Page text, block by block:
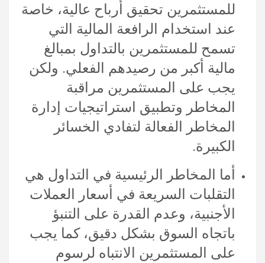
للمستثمرين تحقيق أرباح عالية، خاصة
عند استخدام الرافعة المالية التي
تسمح للمستثمرين بالتداول بمبالغ
مالية أكبر من رصيدهم الفعلي. ولكن
يجب على المستثمرين مراقبة
المخاطر وتطبيق استراتيجيات إدارة
المخاطر الفعالة لتفادي الخسائر
الكبيرة.
أما المخاطر الرئيسية في التداول هي
التقلبات السريعة في أسعار العملات
الأجنبية، وعدم القدرة على التنبؤ
باتجاه السوق بشكل دقيق، كما يجب
على المستثمرين الانتباه لرسوم